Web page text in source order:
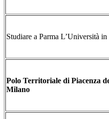
Studiare a Parma L’Università
Polo Territoriale di Piacenza
Milano